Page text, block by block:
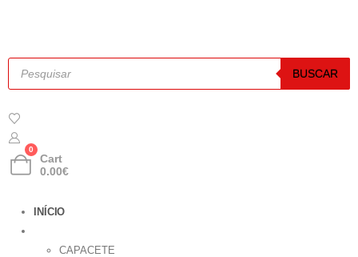
BUSCAR
0
Cart
0.00€
INÍCIO
CAPACETE